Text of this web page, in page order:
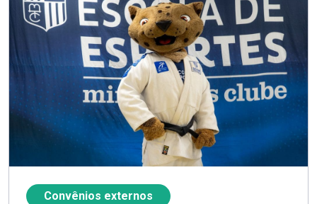
Convênios externos